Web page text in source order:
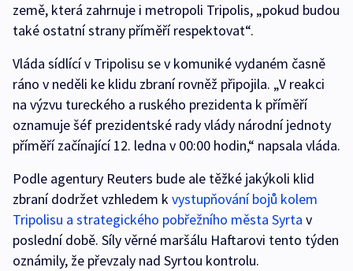
země, která zahrnuje i metropoli Tripolis, „pokud budou
také ostatní strany příměří respektovat“.
Vláda sídlící v Tripolisu se v komuniké vydaném časně
ráno v neděli ke klidu zbraní rovněž připojila. „V reakci
na výzvu tureckého a ruského prezidenta k příměří
oznamuje šéf prezidentské rady vlády národní jednoty
příměří začínající 12. ledna v 00:00 hodin,“ napsala vláda.
Podle agentury Reuters bude ale těžké jakýkoli klid
zbraní dodržet vzhledem kvystupňování bojů kolem
Tripolisu a strategického pobřežního města Syrta v
poslední době. Síly věrné maršálu Haftarovi tento týden
oznámily, že převzaly nad Syrtou kontrolu.